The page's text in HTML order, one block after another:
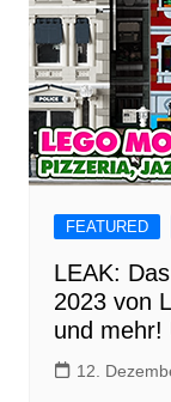
FEATURED
LEAK:
2023 von
und mehr!
12.